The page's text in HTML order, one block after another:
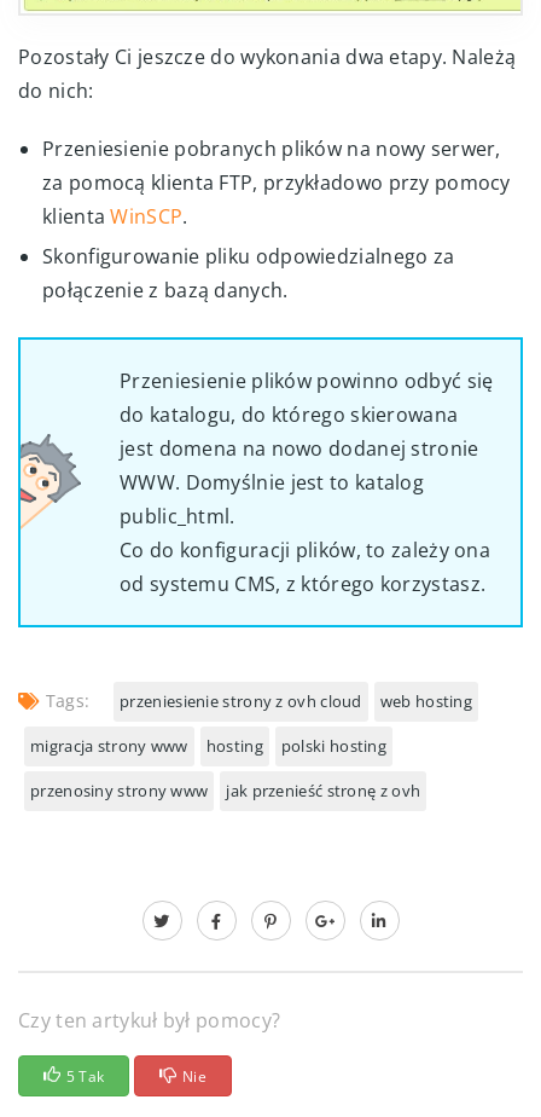
Pozostały Ci jeszcze do wykonania dwa etapy. Należą
do nich:
Przeniesienie pobranych plików na nowy serwer,
za pomocą klienta FTP, przykładowo przy pomocy
klientaWinSCP.
Skonfigurowanie pliku odpowiedzialnego za
połączenie z bazą danych.
Przeniesienie plików powinno odbyć się
do katalogu, do którego skierowana
jest domena na nowo dodanej stronie
WWW. Domyślnie jest to katalog
public_html.
Co do konfiguracji plików, to zależy ona
od systemu CMS, z którego korzystasz.
Tags: przeniesienie strony z ovh cloud web hosting
migracja strony www hosting polski hosting
przenosiny strony www jak przenieść stronę z ovh
Czy ten artykuł był pomocy?
5 Tak Nie